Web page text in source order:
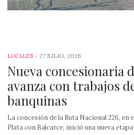
LOCALES - 27 JULIO, 2026
Nueva concesionaria
avanza con trabajos
banquinas
La concesión de la Ruta Nacional 226, en
Plata con Balcarce, inició una nueva